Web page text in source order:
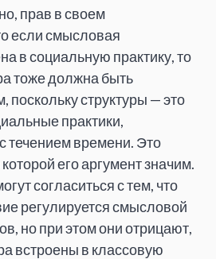
прав в своем
если смысловая
в социальную практику, то
тоже должна быть
поскольку структуры — это
практики,
течением времени. Это
его аргумент значим.
согласиться с тем, что
регулируется смысловой
но при этом они отрицают,
встроены в классовую